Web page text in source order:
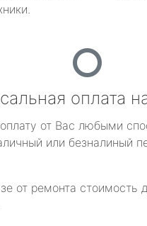
оплата
от Вас любыми
или безналиный
от ремонта стоимость